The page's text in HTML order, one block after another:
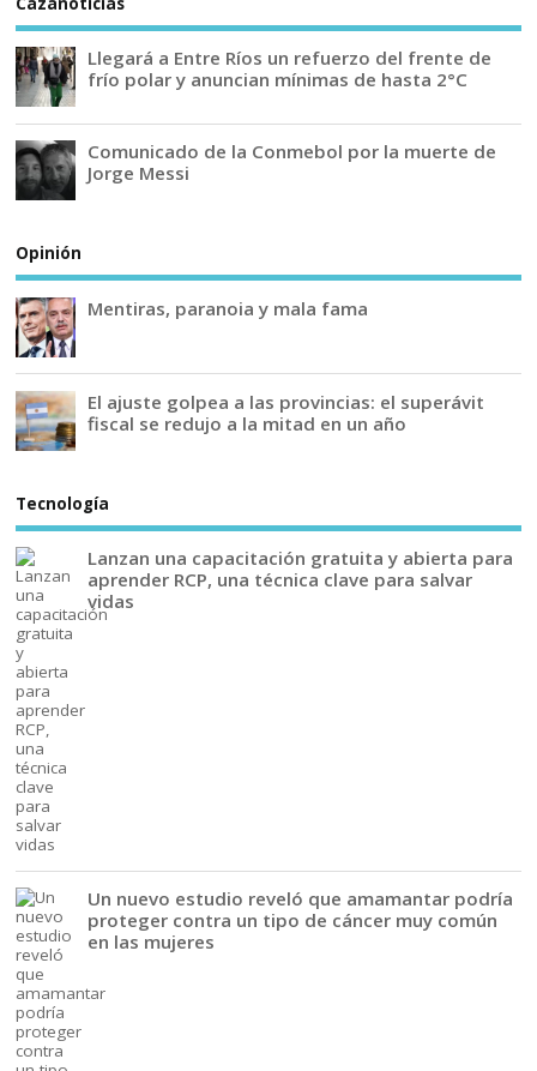
Llegará a Entre Ríos un refuerzo del frente de
frío polar y anuncian mínimas de hasta 2°C
Comunicado de la Conmebol por la muerte de
Jorge Messi
Opinión
Mentiras, paranoia y mala fama
El ajuste golpea a las provincias: el superávit
fiscal se redujo a la mitad en un año
Tecnología
Lanzan una capacitación gratuita y abierta para
aprender RCP, una técnica clave para salvar
vidas
Un nuevo estudio reveló que amamantar podría
proteger contra un tipo de cáncer muy común
en las mujeres